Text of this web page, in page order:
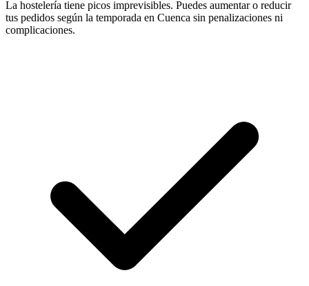
La hostelería tiene picos imprevisibles. Puedes aumentar o reducir
tus pedidos según la temporada en Cuenca sin penalizaciones ni
complicaciones.